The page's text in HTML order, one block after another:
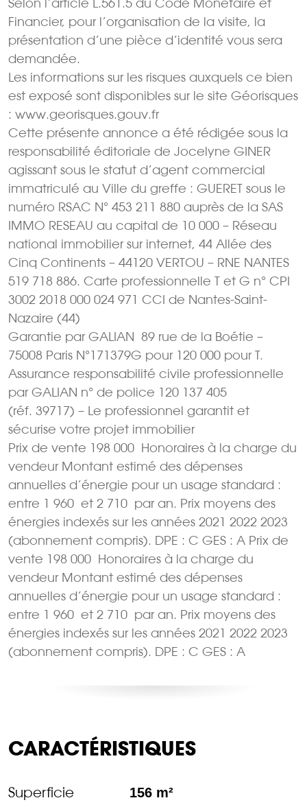
Selon l’article L.561.5 du Code Monétaire et
Financier, pour l’organisation de la visite, la
présentation d’une pièce d’identité vous sera
demandée.
Les informations sur les risques auxquels ce bien
est exposé sont disponibles sur le site Géorisques
: www.georisques.gouv.fr
Cette présente annonce a été rédigée sous la
responsabilité éditoriale de Jocelyne GINER
agissant sous le statut d’agent commercial
immatriculé au Ville du greffe : GUERET sous le
numéro RSAC N° 453 211 880 auprès de la SAS
IMMO RESEAU au capital de 10 000 – Réseau
national immobilier sur internet, 44 Allée des
Cinq Continents – 44120 VERTOU – RNE NANTES
519 718 886. Carte professionnelle T et G n° CPI
3002 2018 000 024 971 CCI de Nantes-Saint-
Nazaire (44)
Garantie par GALIAN  89 rue de la Boétie –
75008 Paris N°171379G pour 120 000 pour T.
Assurance responsabilité civile professionnelle
par GALIAN n° de police 120 137 405
(réf. 39717) – Le professionnel garantit et
sécurise votre projet immobilier
Prix de vente 198 000  Honoraires à la charge du
vendeur Montant estimé des dépenses
annuelles d’énergie pour un usage standard :
entre 1 960  et 2 710  par an. Prix moyens des
énergies indexés sur les années 2021 2022 2023
(abonnement compris). DPE : C GES : A Prix de
vente 198 000  Honoraires à la charge du
vendeur Montant estimé des dépenses
annuelles d’énergie pour un usage standard :
entre 1 960  et 2 710  par an. Prix moyens des
énergies indexés sur les années 2021 2022 2023
(abonnement compris). DPE : C GES : A
CARACTÉRISTIQUES
Superficie 156 m²